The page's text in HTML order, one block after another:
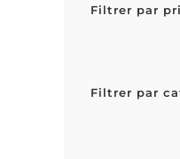
Filtrer par
Filtrer par